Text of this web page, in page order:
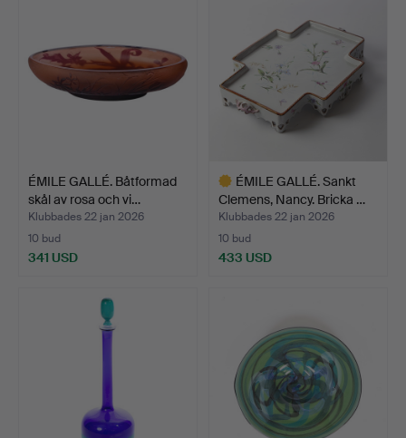
ÉMILE GALLÉ. Båtformad
skål av rosa och vi…
Klubbades 22 jan 2026
10 bud
341 USD
ÉMILE GALLÉ. Sankt
Clemens, Nancy. Bricka …
Klubbades 22 jan 2026
10 bud
433 USD